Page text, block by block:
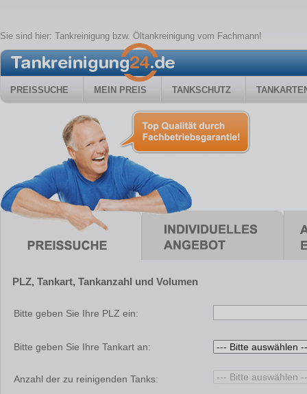
Sie sind hier: Tankreinigung bzw. Öltankreinigung vom Fachmann!
PREISSUCHE MEIN PREIS TANKSCHUTZ
PLZ, Tankart, Tankanzahl und Volumen
Bitte geben Sie Ihre PLZ ein:
Bitte geben Sie Ihre Tankart an:
Anzahl der zu reinigenden Tanks: